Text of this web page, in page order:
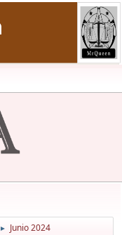
► Junio 2024